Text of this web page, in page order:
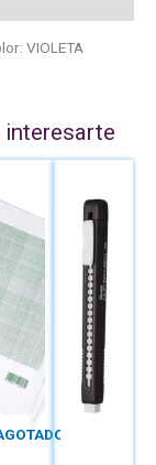
VIOLETA
interesarte